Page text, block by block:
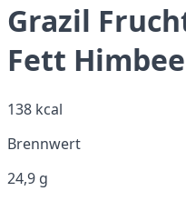
Grazil
Fett
138 kcal
Brennwert
24,9 g